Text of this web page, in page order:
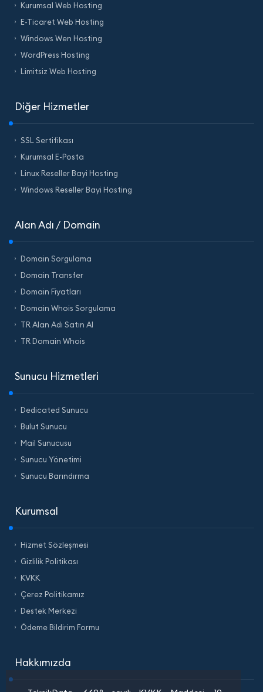
Kurumsal Web Hosting
E-Ticaret Web Hosting
Windows Wen Hosting
WordPress Hosting
Limitsiz Web Hosting
Diğer Hizmetler
SSL Sertifikası
Kurumsal E-Posta
Linux Reseller Bayi Hosting
Windows Reseller Bayi Hosting
Alan Adı / Domain
Domain Sorgulama
Domain Transfer
Domain Fiyatları
Domain Whois Sorgulama
TR Alan Adı Satın Al
TR Domain Whois
Sunucu Hizmetleri
Dedicated Sunucu
Bulut Sunucu
Mail Sunucusu
Sunucu Yönetimi
Sunucu Barındırma
Kurumsal
Hizmet Sözleşmesi
Gizlilik Politikası
KVKK
Çerez Politikamız
Destek Merkezi
Ödeme Bildirim Formu
Hakkımızda